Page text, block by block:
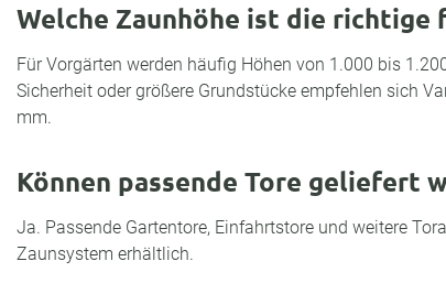
Welche Zaunhöhe ist die richtige
Für Vorgärten werden häufig Höhen von 1.000 bis
Sicherheit oder größere Grundstücke empfehlen sich
mm.
Können passende Tore geliefert
Ja. Passende Gartentore, Einfahrtstore und weitere
Zaunsystem erhältlich.